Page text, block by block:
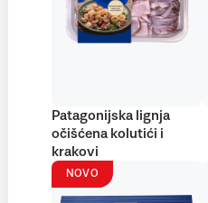
Patagonijska lignja
očišćena kolutići i
krakovi
NOVO